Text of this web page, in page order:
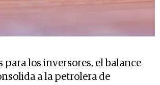
para los inversores, el balance
a la petrolera de